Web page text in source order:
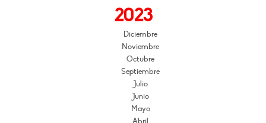
2023
Diciembre
Noviembre
Octubre
Septiembre
Julio
Junio
Mayo